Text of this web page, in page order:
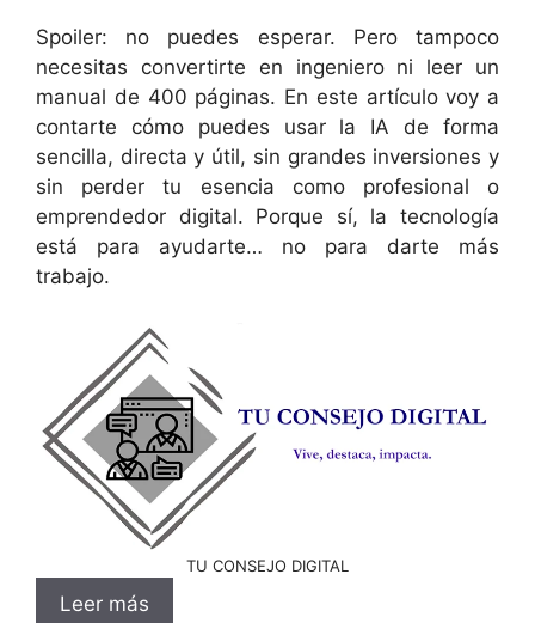
Spoiler: no puedes esperar. Pero tampoco
necesitas convertirte en ingeniero ni leer un
manual de 400 páginas. En este artículo voy a
contarte cómo puedes usar la IA de forma
sencilla, directa y útil, sin grandes inversiones y
sin perder tu esencia como profesional o
emprendedor digital. Porque sí, la tecnología
está para ayudarte… no para darte más
trabajo.
TU CONSEJO DIGITAL
Leer más